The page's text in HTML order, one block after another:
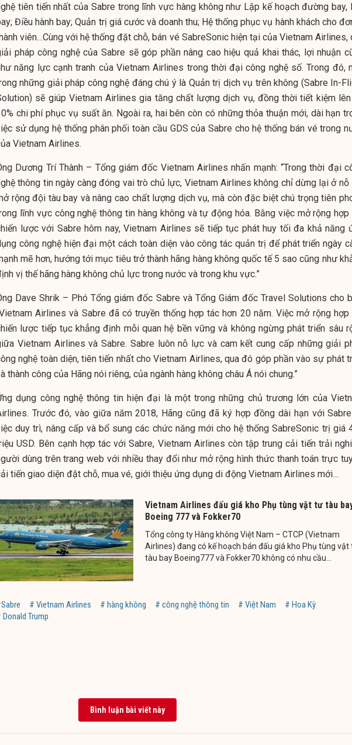
tiên tiến nhất của Sabre trong lĩnh vực hàng không như Lập kế hoạch đường bay,
Điều hành bay; Quản trị giá cước và doanh thu; Hệ thống phục vụ hành khách cho
viên…Cùng với hệ thống đặt chỗ, bán vé SabreSonic hiện tại của Vietnam Airlines,
pháp công nghệ của Sabre sẽ góp phần nâng cao hiệu quả khai thác, lợi nhuận
năng lực cạnh tranh của Vietnam Airlines trong thời đại công nghệ số. Trong đó,
những giải pháp công nghệ đáng chú ý là Quản trị dịch vụ trên không (Sabre In-
sẽ giúp Vietnam Airlines gia tăng chất lượng dịch vụ, đồng thời tiết kiệm
chi phí phục vụ suất ăn. Ngoài ra, hai bên còn có những thỏa thuận mới, dài hạn
sử dụng hệ thống phân phối toàn cầu GDS của Sabre cho hệ thống bán vé trong
Vietnam Airlines.
Dương Trí Thành – Tổng giám đốc Vietnam Airlines nhấn mạnh: “Trong thời đại
thông tin ngày càng đóng vai trò chủ lực, Vietnam Airlines không chỉ dừng lại ở nỗ
rộng đội tàu bay và nâng cao chất lượng dịch vụ, mà còn đặc biệt chú trọng tiên
lĩnh vực công nghệ thông tin hàng không và tự động hóa. Bằng việc mở rộng hợp
lược với Sabre hôm nay, Vietnam Airlines sẽ tiếp tục phát huy tối đa khả năng
công nghệ hiện đại một cách toàn diện vào công tác quản trị để phát triển ngày
mẽ hơn, hướng tới mục tiêu trở thành hãng hàng không quốc tế 5 sao cũng như
vị thế hãng hàng không chủ lực trong nước và trong khu vực.”
Dave Shrik – Phó Tổng giám đốc Sabre và Tổng Giám đốc Travel Solutions cho
Airlines và Sabre đã có truyền thống hợp tác hơn 20 năm. Việc mở rộng hợp
lược tiếp tục khẳng định mỗi quan hệ bền vững và không ngừng phát triển sâu
Vietnam Airlines và Sabre. Sabre luôn nỗ lực và cam kết cung cấp những giải
nghệ toàn diện, tiên tiến nhất cho Vietnam Airlines, qua đó góp phần vào sự phát
thành công của Hãng nói riêng, của ngành hàng không châu Á nói chung.”
dụng công nghệ thông tin hiện đại là một trong những chủ trương lớn của
Trước đó, vào giữa năm 2018, Hãng cũng đã ký hợp đồng dài hạn với
duy trì, nâng cấp và bổ sung các chức năng mới cho hệ thống SabreSonic trị giá
USD. Bên cạnh hợp tác với Sabre, Vietnam Airlines còn tập trung cải tiến trải
dùng trên trang web với nhiều thay đổi như mở rộng hình thức thanh toán trực
tiến giao diện đặt chỗ, mua vé, giới thiệu ứng dụng di động Vietnam Airlines mới…
Vietnam Airlines đấu giá kho Phụ tùng vật tư tàu
Boeing 777 và Fokker70
Tổng công ty Hàng không Việt Nam – CTCP (Vietnam
Airlines) đang có kế hoạch bán đấu giá kho Phụ tùng vật
tàu bay Boeing777 và Fokker70 không có nhu cầu...
# Vietnam Airlines # hàng không # công nghệ thông tin # Việt Nam
# Hoa Kỳ
Donald Trump
Bình luận bài viết này